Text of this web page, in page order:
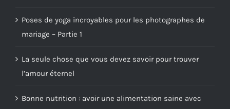
Poses de yoga incroyables pour les photographes de
mariage – Partie 1
La seule chose que vous devez savoir pour trouver
l’amour éternel
Bonne nutrition : avoir une alimentation saine avec